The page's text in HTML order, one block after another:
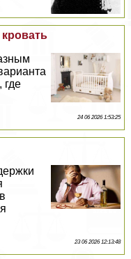
где
24 06 2026 1:53:25
23 06 2026 12:13:48